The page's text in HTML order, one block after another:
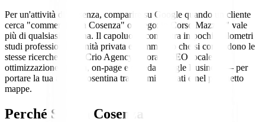
Per un'attività di Cosenza, comparire su Google quando un cliente
cerca "commercialista Cosenza" o "negozio Corso Mazzini" vale
più di qualsiasi insegna. Il capoluogo concentra in pochi chilometri
studi professionali, sanità privata e commercio che si contendono le
stesse ricerche locali. Crio Agency lavora la SEO locale —
ottimizzazione tecnica, on-page e scheda Google Business — per
portare la tua attività cosentina tra i primi risultati e nel pacchetto
mappe.
Perché SEO Cosenza